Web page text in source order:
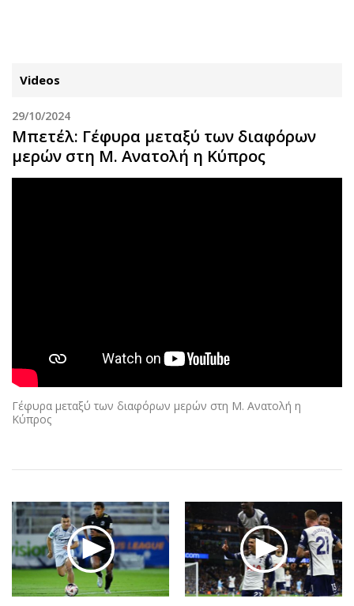
ΚΑΤΗΓΟΡΙΕΣ ΣΥΝΔΕΣΗ
Κύπρος
Αθλητισμός
Κύπρος
Ελλάδα
Οικονομία
Real Estate
Επιχειρήσεις
Αγορές
Money Review
Απόψεις
Geek
Νέα
Κινητά-tablets
Πολιτική
Οικονομία
Γενικά
Αναδρομές
Πρόσωπα
Videos
29/10/2024
Μπετέλ: Γέφυρα μεταξύ των διαφόρων
μερών στη Μ. Ανατολή η Κύπρος
Γέφυρα μεταξύ των διαφόρων μερών στη Μ. Ανατολή η
Κύπρος